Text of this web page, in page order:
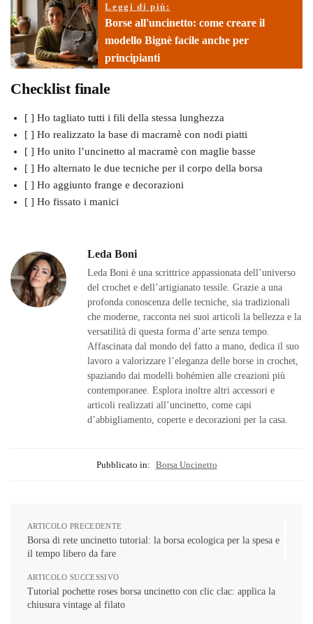
Leggi di più:
Borse all'uncinetto: come creare il
modello Bignè facile anche per
principianti
Checklist finale
[ ] Ho tagliato tutti i fili della stessa lunghezza
[ ] Ho realizzato la base di macramè con nodi piatti
[ ] Ho unito l’uncinetto al macramè con maglie basse
[ ] Ho alternato le due tecniche per il corpo della borsa
[ ] Ho aggiunto frange e decorazioni
[ ] Ho fissato i manici
Leda Boni
Leda Boni è una scrittrice appassionata dell’universo
del crochet e dell’artigianato tessile. Grazie a una
profonda conoscenza delle tecniche, sia tradizionali
che moderne, racconta nei suoi articoli la bellezza e la
versatilità di questa forma d’arte senza tempo.
Affascinata dal mondo del fatto a mano, dedica il suo
lavoro a valorizzare l’eleganza delle borse in crochet,
spaziando dai modelli bohémien alle creazioni più
contemporanee. Esplora inoltre altri accessori e
articoli realizzati all’uncinetto, come capi
d’abbigliamento, coperte e decorazioni per la casa.
Pubblicato in: Borsa Uncinetto
ARTICOLO PRECEDENTE
Borsa di rete uncinetto tutorial: la borsa ecologica per la spesa e
il tempo libero da fare
ARTICOLO SUCCESSIVO
Tutorial pochette roses borsa uncinetto con clic clac: applica la
chiusura vintage al filato